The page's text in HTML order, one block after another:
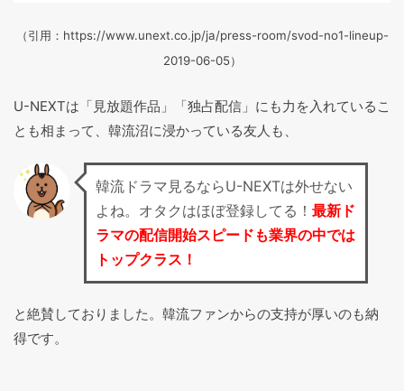
（引用：https://www.unext.co.jp/ja/press-room/svod-no1-lineup-
2019-06-05）
U-NEXTは「見放題作品」「独占配信」にも力を入れているこ
とも相まって、韓流沼に浸かっている友人も、
韓流ドラマ見るならU-NEXTは外せない
よね。オタクはほぼ登録してる！ 最新ド
ラマの配信開始スピードも業界の中では
トップクラス！
と絶賛しておりました。韓流ファンからの支持が厚いのも納
得です。